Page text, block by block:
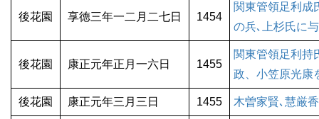
後花園 享徳三年一二月二七日 1454
関東管領足利成
の兵､上杉氏に
後花園 康正元年正月一六日 1455
関東管領足利持
政、小笠原光康
後花園 康正元年三月三日 1455 木曽家賢､慧厳